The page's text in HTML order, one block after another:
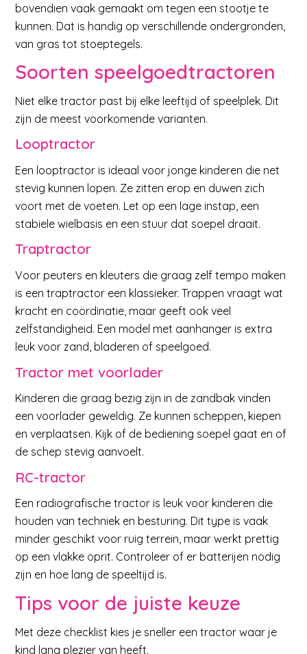
bovendien vaak gemaakt om tegen een stootje te
kunnen. Dat is handig op verschillende ondergronden,
van gras tot stoeptegels.
Soorten speelgoedtractoren
Niet elke tractor past bij elke leeftijd of speelplek. Dit
zijn de meest voorkomende varianten.
Looptractor
Een looptractor is ideaal voor jonge kinderen die net
stevig kunnen lopen. Ze zitten erop en duwen zich
voort met de voeten. Let op een lage instap, een
stabiele wielbasis en een stuur dat soepel draait.
Traptractor
Voor peuters en kleuters die graag zelf tempo maken
is een traptractor een klassieker. Trappen vraagt wat
kracht en coördinatie, maar geeft ook veel
zelfstandigheid. Een model met aanhanger is extra
leuk voor zand, bladeren of speelgoed.
Tractor met voorlader
Kinderen die graag bezig zijn in de zandbak vinden
een voorlader geweldig. Ze kunnen scheppen, kiepen
en verplaatsen. Kijk of de bediening soepel gaat en of
de schep stevig aanvoelt.
RC-tractor
Een radiografische tractor is leuk voor kinderen die
houden van techniek en besturing. Dit type is vaak
minder geschikt voor ruig terrein, maar werkt prettig
op een vlakke oprit. Controleer of er batterijen nodig
zijn en hoe lang de speeltijd is.
Tips voor de juiste keuze
Met deze checklist kies je sneller een tractor waar je
kind lang plezier van heeft.